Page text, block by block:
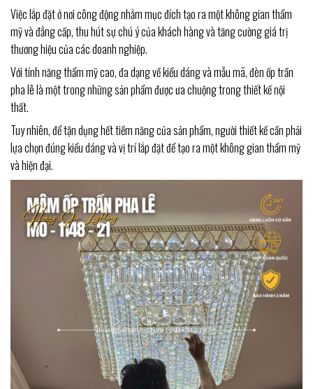
Việc lắp đặt ở nơi công động nhằm mục đích tạo ra một không gian thẩm
mỹ và đẳng cấp, thu hút sự chú ý của khách hàng và tăng cường giá trị
thương hiệu của các doanh nghiệp.
Với tính năng thẩm mỹ cao, đa dạng về kiểu dáng và mẫu mã, đèn ốp trần
pha lê là một trong những sản phẩm được ưa chuộng trong thiết kế nội
thất.
Tuy nhiên, để tận dụng hết tiềm năng của sản phẩm, người thiết kế cần phải
lựa chọn đúng kiểu dáng và vị trí lắp đặt để tạo ra một không gian thẩm mỹ
và hiện đại.